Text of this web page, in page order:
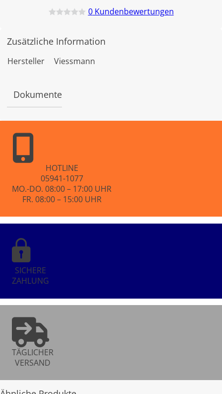
e
t
v
0Kundenbewertungen
Zusätzliche Information
Hersteller Viessmann
Dokumente
HOTLINE
05941-1077
MO.-DO. 08:00 – 17:00 UHR
FR. 08:00 – 15:00 UHR
SICHERE
ZAHLUNG
TÄGLICHER
VERSAND